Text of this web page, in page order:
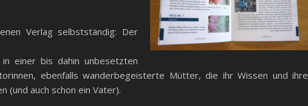
Verlag selbstständig: Der
einer bis dahin unbesetzten
ebenfalls wanderbegeisterte Mütter, die ihr Wissen und ihre
(und auch schon ein Vater).